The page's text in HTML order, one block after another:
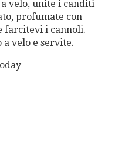
velo, unite i canditi
profumate con
farcitevi i cannoli.
a velo e servite.